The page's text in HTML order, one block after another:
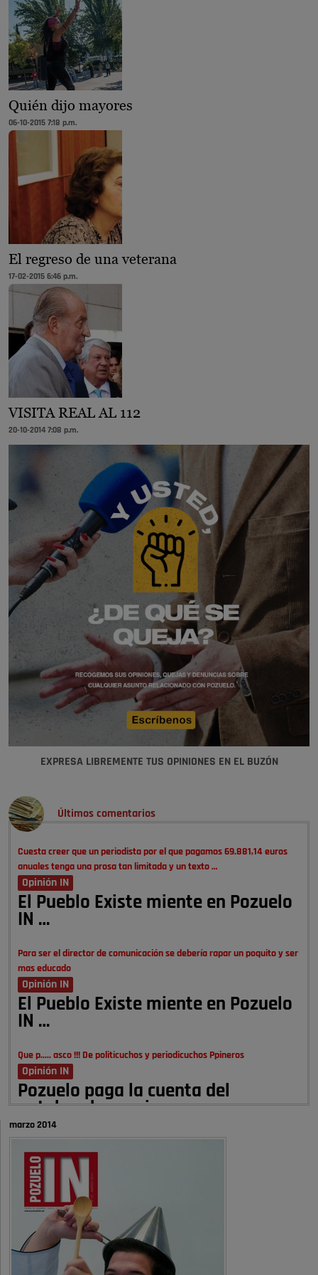
Quién dijo mayores
06-10-2015 7:18 p.m.
El regreso de una veterana
17-02-2015 6:46 p.m.
VISITA REAL AL 112
20-10-2014 7:08 p.m.
EXPRESA LIBREMENTE TUS OPINIONES EN EL BUZÓN
Últimos comentarios
Cuesta creer que un periodista por el que pagamos 69.881,14 euros
anuales tenga una prosa tan limitada y un texto …
Opinión IN
El Pueblo Existe miente en Pozuelo
IN …
Para ser el director de comunicación se debería rapar un poquito y ser
mas educado
Opinión IN
El Pueblo Existe miente en Pozuelo
IN …
Que p..... asco !!! De politicuchos y periodicuchos Ppineros
Opinión IN
Pozuelo paga la cuenta del
autobombo: casi …
Señora Alcaldesa Ud no ha vivido nunca en Pozuelo , pero yo si desde
hace más de 60 años , …
Pozuelo de Alarcón
Quejas por el deterioro de la
limpieza …
A ver si es posible que haya vivienda para familias con hijos y no
solamente jóvenes que no es tan …
marzo 2014